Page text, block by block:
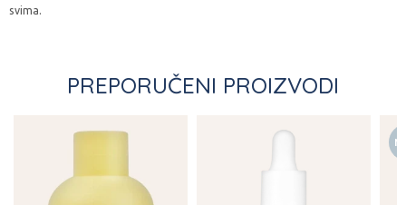
svima.
PREPORUČENI PROIZVODI